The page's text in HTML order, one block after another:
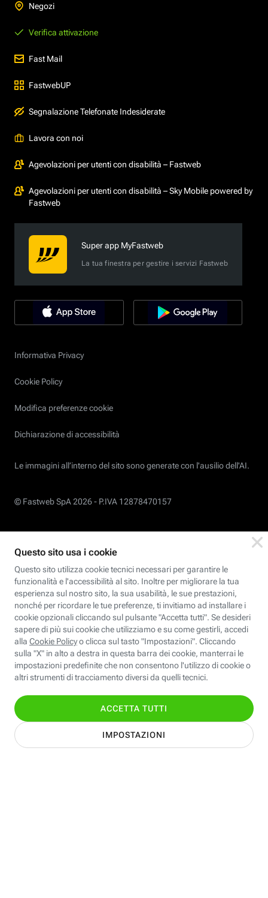
Negozi
Verifica attivazione
Fast Mail
FastwebUP
Segnalazione Telefonate Indesiderate
Lavora con noi
Agevolazioni per utenti con disabilità – Fastweb
Agevolazioni per utenti con disabilità – Sky Mobile powered by
Fastweb
Super app MyFastweb
La tua finestra per gestire i servizi Fastweb
Informativa Privacy
Cookie Policy
Modifica preferenze cookie
Dichiarazione di accessibilità
Le immagini all’interno del sito sono generate con l'ausilio dell'AI.
© Fastweb SpA 2026 - P.IVA 12878470157